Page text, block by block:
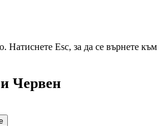
Натиснете Esc, за да се върнете към
Червен